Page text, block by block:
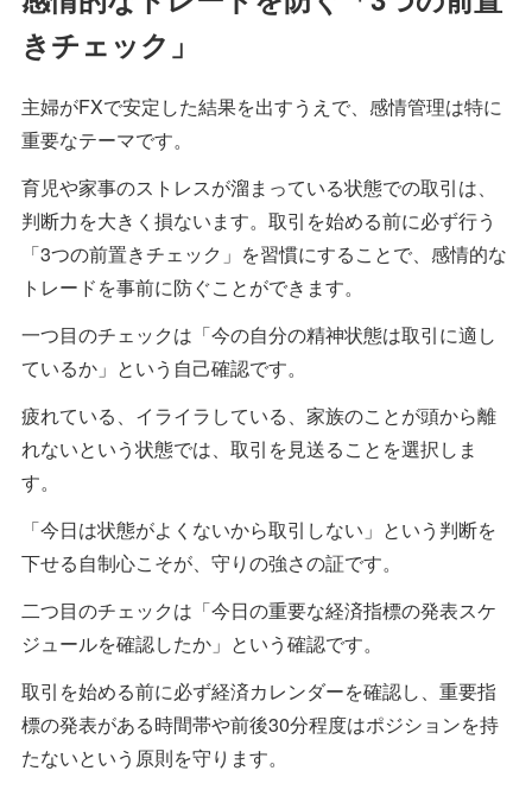
きチェック」
主婦がFXで安定した結果を出すうえで、感情管理は特に
重要なテーマです。
育児や家事のストレスが溜まっている状態での取引は、
判断力を大きく損ないます。取引を始める前に必ず行う
「3つの前置きチェック」を習慣にすることで、感情的な
トレードを事前に防ぐことができます。
一つ目のチェックは「今の自分の精神状態は取引に適し
ているか」という自己確認です。
疲れている、イライラしている、家族のことが頭から離
れないという状態では、取引を見送ることを選択しま
す。
「今日は状態がよくないから取引しない」という判断を
下せる自制心こそが、守りの強さの証です。
二つ目のチェックは「今日の重要な経済指標の発表スケ
ジュールを確認したか」という確認です。
取引を始める前に必ず経済カレンダーを確認し、重要指
標の発表がある時間帯や前後30分程度はポジションを持
たないという原則を守ります。